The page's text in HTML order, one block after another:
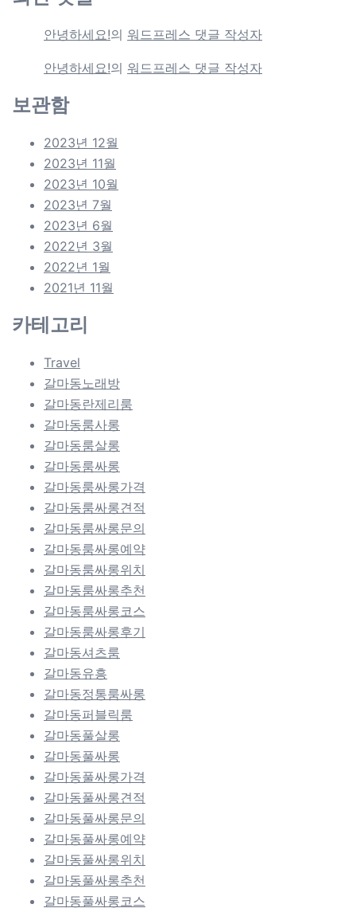
안녕하세요!의 워드프레스 댓글 작성자
안녕하세요!의 워드프레스 댓글 작성자
보관함
2023년 12월
2023년 11월
2023년 10월
2023년 7월
2023년 6월
2022년 3월
2022년 1월
2021년 11월
카테고리
Travel
갈마동노래방
갈마동란제리룸
갈마동룸사롱
갈마동룸살롱
갈마동룸싸롱
갈마동룸싸롱가격
갈마동룸싸롱견적
갈마동룸싸롱문의
갈마동룸싸롱예약
갈마동룸싸롱위치
갈마동룸싸롱추천
갈마동룸싸롱코스
갈마동룸싸롱후기
갈마동셔츠룸
갈마동유흥
갈마동정통룸싸롱
갈마동퍼블릭룸
갈마동풀살롱
갈마동풀싸롱
갈마동풀싸롱가격
갈마동풀싸롱견적
갈마동풀싸롱문의
갈마동풀싸롱예약
갈마동풀싸롱위치
갈마동풀싸롱추천
갈마동풀싸롱코스